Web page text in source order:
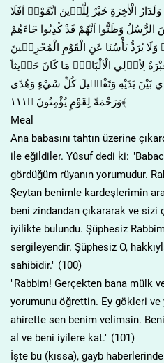
الْاٰخِرَةِ خَيْرٌ لِلَّذ۪ينَ اتَّقَوْاۜ اَفَلَا
اسْتَيْـَٔسَ الرُّسُلُ وَظَنُّٓوا اَنَّهُمْ قَدْ كُذِبُوا جَٓاءَهُمْ
يُرَدُّ بَأْسُنَا عَنِ الْقَوْمِ الْمُجْرِم۪ينَ
لِاُو۬لِي الْاَلْبَابِۜ مَا كَانَ حَد۪يثاً
بَيْنَ يَدَيْهِ وَتَفْص۪يلَ كُلِّ شَيْءٍ وَهُدًى
وَرَحْمَةً لِقَوْمٍ يُؤْمِنُونَ ﴿١١١﴾
Meal
Ana babasını tahtın üzerine
ile eğildiler. Yûsuf dedi ki:
gördüğüm rüyanın yorumudur.
Şeytan benimle kardeşlerimin
beni zindandan çıkararak ve
iyilikte bulundu. Şüphesiz
sergileyendir. Şüphesiz O,
sahibidir." (100)
"Rabbim! Gerçekten bana mülk
yorumunu öğrettin. Ey gökleri ve
ahirette sen benim velimsin.
al ve beni iyilere kat." (101)
İşte bu (kıssa), gayb